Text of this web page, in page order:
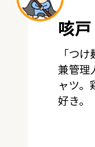
咳戸
「つ
兼管理
ャツ。
好き。